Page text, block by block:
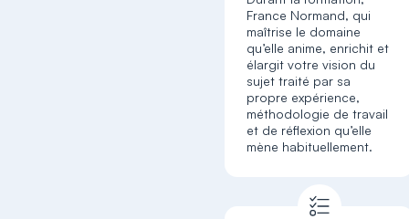
France Normand, qui
maîtrise le domaine
qu’elle anime, enrichit et
élargit votre vision du
sujet traité par sa
propre expérience,
méthodologie de travail
et de réflexion qu’elle
mène habituellement.